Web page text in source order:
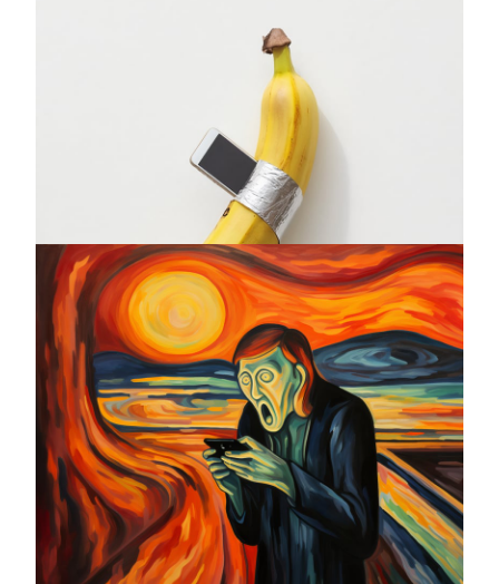
Who's The Banana
Calling ?
Bruce Meritte
Tirage Photo sur Plexiglas - Edition originale 10 ex
30 x 30 cm
DISPONIBLE
DEMANDER DES INFORMATIONS